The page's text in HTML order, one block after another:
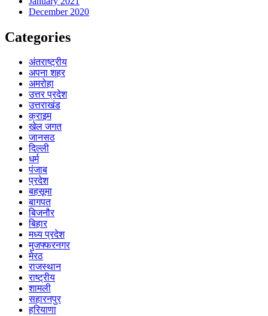
December 2020
Categories
अंतराष्ट्रीय
अपना शहर
अमरोहा
उत्तर प्रदेश
उत्तराखंड
क्राइम
खेल जगत
जानसठ
दिल्ली
धर्म
पंजाब
प्रदेश
बहसूमा
बागपत
बिजनौर
बिहार
मध्य प्रदेश
मुजफ्फरनगर
मेरठ
राजस्थान
राष्ट्रीय
शामली
सहारनपुर
हरियाणा